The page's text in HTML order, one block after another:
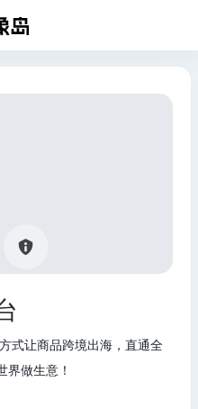
式让商品跨境出海，直通全
界做生意！